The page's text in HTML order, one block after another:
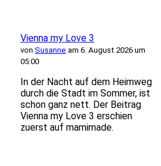
Vienna my Love 3
von Susanne am 6. August 2026 um
05:00
In der Nacht auf dem Heimweg
durch die Stadt im Sommer, ist
schon ganz nett. Der Beitrag
Vienna my Love 3 erschien
zuerst auf mamimade.